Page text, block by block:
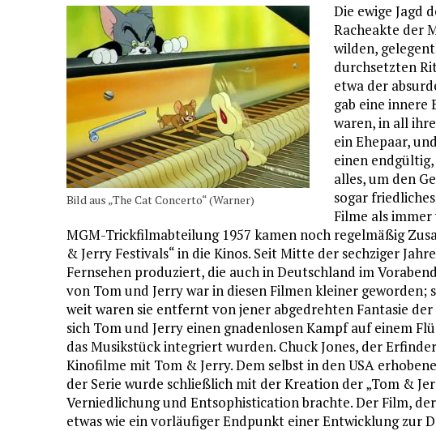
Bild aus „The Cat Concerto“ (Warner)
Die ewige Jagd
Racheakte der
wilden,
durchsetzten
etwa der
gab eine innere
waren, in all
ein Ehepaar,
einen
alles, um den
sogar
Filme als
MGM-Trickfilmabteilung 1957 kamen noch regelmäßig
& Jerry Festivals“ in die Kinos. Seit Mitte der sechziger
Fernsehen produziert, die auch in Deutschland im
von Tom und Jerry war in diesen Filmen kleiner
weit waren sie entfernt von jener abgedrehten Fantasie der
sich Tom und Jerry einen gnadenlosen Kampf auf einem
das Musikstück integriert wurden. Chuck Jones, der
Kinofilme mit Tom & Jerry. Dem selbst in den USA
der Serie wurde schließlich mit der Kreation der „Tom &
Verniedlichung und Entsophistication brachte. Der Film,
etwas wie ein vorläufiger Endpunkt einer Entwicklung zur